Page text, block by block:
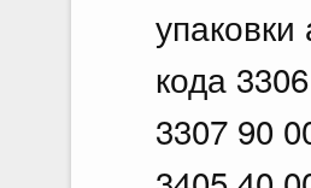
кода
3307 90